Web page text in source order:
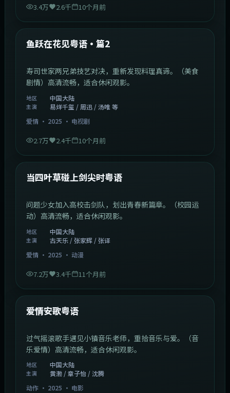
3.4万 2.6千 10个月前
最新
鱼跃在花见粤语·篇2
寿司世家两兄弟技艺对决，重新发现料理真谛。（美食
剧情）高清流畅，适合休闲观影。
地区 中国大陆
主演
易烊千玺 / 周迅 / 汤唯 等
爱情· 2025 · 电视剧
2.7万 2.4千 10个月前
最新
当四叶草碰上剑尖时粤语
问题少女加入高校击剑队，划出青春新篇章。（校园运
动）高清流畅，适合休闲观影。
地区 中国大陆
主演
古天乐 / 张家辉 / 张译
爱情· 2025 · 动漫
7.2万 3.4千 11个月前
最新
爱情安歌粤语
过气摇滚歌手遇见小镇音乐老师，重拾音乐与爱。（音
乐爱情）高清流畅，适合休闲观影。
地区 中国大陆
主演
黄渤 / 章子怡 / 沈腾
动作· 2025 · 电影